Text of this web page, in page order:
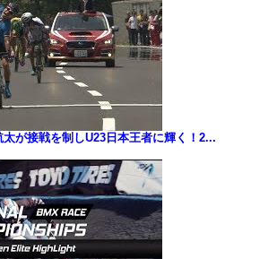
が接戦を制しU23日本王者に輝く！2...